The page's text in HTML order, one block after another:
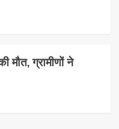
मौत, ग्रामीणों ने